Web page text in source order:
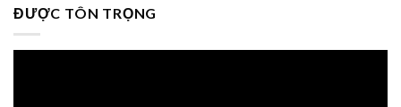
ĐƯỢC TÔN TRỌNG